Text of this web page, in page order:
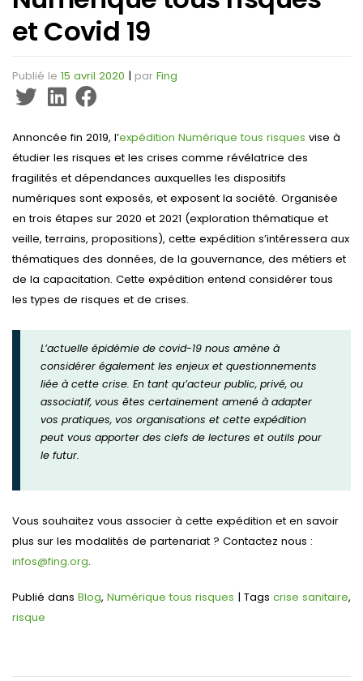
et Covid 19
Publié le 15 avril 2020 | par Fing
Annoncée fin 2019, l’expédition Numérique tous risques vise à
étudier les risques et les crises comme révélatrice des
fragilités et dépendances auxquelles les dispositifs
numériques sont exposés, et exposent la société. Organisée
en trois étapes sur 2020 et 2021 (exploration thématique et
veille, terrains, propositions), cette expédition s’intéressera aux
thématiques des données, de la gouvernance, des métiers et
de la capacitation. Cette expédition entend considérer tous
les types de risques et de crises.
L’actuelle épidémie de covid-19 nous amène à
considérer également les enjeux et questionnements
liée à cette crise. En tant qu’acteur public, privé, ou
associatif, vous êtes certainement amené à adapter
vos pratiques, vos organisations et cette expédition
peut vous apporter des clefs de lectures et outils pour
le futur.
Vous souhaitez vous associer à cette expédition et en savoir
plus sur les modalités de partenariat ? Contactez nous :
infos@fing.org.
Publié dans Blog, Numérique tous risques | Tags crise sanitaire,
risque